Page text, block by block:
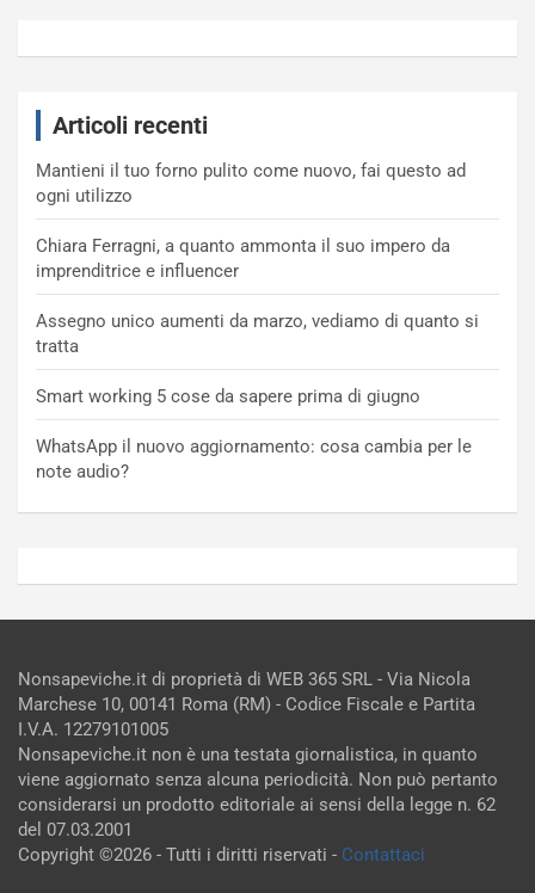
Articoli recenti
Mantieni il tuo forno pulito come nuovo, fai questo ad
ogni utilizzo
Chiara Ferragni, a quanto ammonta il suo impero da
imprenditrice e influencer
Assegno unico aumenti da marzo, vediamo di quanto si
tratta
Smart working 5 cose da sapere prima di giugno
WhatsApp il nuovo aggiornamento: cosa cambia per le
note audio?
Nonsapeviche.it di proprietà di WEB 365 SRL - Via Nicola
Marchese 10, 00141 Roma (RM) - Codice Fiscale e Partita
I.V.A. 12279101005
Nonsapeviche.it non è una testata giornalistica, in quanto
viene aggiornato senza alcuna periodicità. Non può pertanto
considerarsi un prodotto editoriale ai sensi della legge n. 62
del 07.03.2001
Copyright ©2026 - Tutti i diritti riservati - Contattaci